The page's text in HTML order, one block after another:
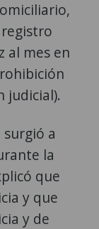
al mes en
judicial).
a
la
que
y que
y de